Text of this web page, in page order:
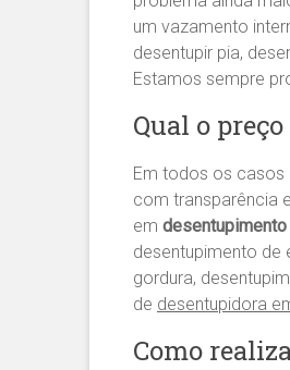
um vazamento
desentupir pia,
Estamos sempre
Qual o
Em todos os casos
com transparência
em desentupimento
desentupimento de
gordura,
de desentupidora
Como